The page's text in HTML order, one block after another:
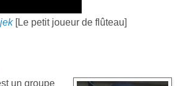
[Le petit joueur de flûteau]
un groupe